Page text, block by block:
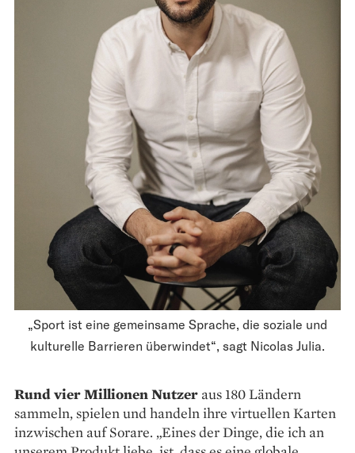
„Sport ist eine gemeinsame Sprache, die soziale und
kulturelle Barrieren überwindet“, sagt Nicolas Julia.
Rund vier Millionen Nutzer aus 180 Ländern
sammeln, spielen und handeln ihre virtuellen Karten
inzwischen auf Sorare. „Eines der Dinge, die ich an